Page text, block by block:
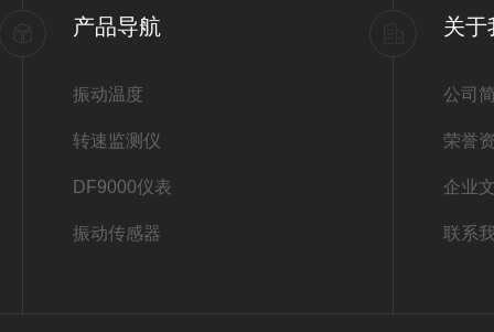
产品导航
振动温度
转速监测仪
DF9000仪表
振动传感器
关于
公司
荣誉
企业
联系